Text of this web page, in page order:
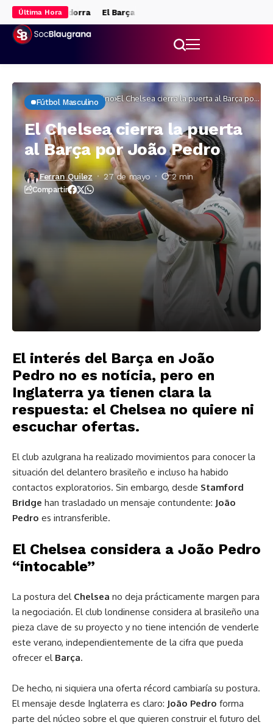
Última Hora
de Andorra El Barça se queda sin gol y pierde el Trofeo
Inicio Fútbol masculino El Chelsea cierra la puerta al Barça por
João Pedro
Fútbol Masculino
El Chelsea cierra la puerta
al Barça por João Pedro
Ferran Quilez 27 de mayo 2 min
Compartir
El interés del Barça en João
Pedro no es notícia, pero en
Inglaterra ya tienen clara la
respuesta: el Chelsea no quiere ni
escuchar ofertas.
El club azulgrana ha realizado movimientos para conocer la
situación del delantero brasileño e incluso ha habido
contactos exploratorios. Sin embargo, desde Stamford
Bridge han trasladado un mensaje contundente: João
Pedro es intransferible.
El Chelsea considera a João Pedro
“intocable”
La postura del Chelsea no deja prácticamente margen para
la negociación. El club londinense considera al brasileño una
pieza clave de su proyecto y no tiene intención de venderle
este verano, independientemente de la cifra que pueda
ofrecer el Barça.
De hecho, ni siquiera una oferta récord cambiaría su postura.
El mensaje desde Inglaterra es claro: João Pedro forma
parte del núcleo sobre el que quieren construir el futuro del